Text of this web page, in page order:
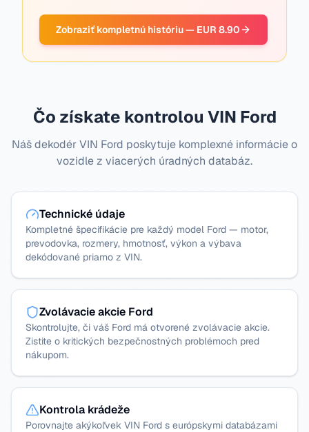
Zobraziť kompletnú históriu — EUR 8.90
Čo získate kontrolou VIN Ford
Náš dekodér VIN Ford poskytuje komplexné informácie o
vozidle z viacerých úradných databáz.
Technické údaje
Kompletné špecifikácie pre každý model Ford — motor,
prevodovka, rozmery, hmotnosť, výkon a výbava
dekódované priamo z VIN.
Zvolávacie akcie Ford
Skontrolujte, či váš Ford má otvorené zvolávacie akcie.
Zistite o kritických bezpečnostných problémoch pred
nákupom.
Kontrola krádeže
Porovnajte akýkoľvek VIN Ford s európskymi databázami